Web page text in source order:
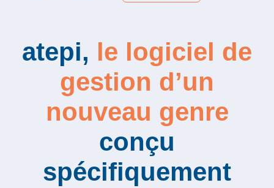
atepi, le logiciel de
gestion d’un
nouveau genre
conçu
spécifiquement